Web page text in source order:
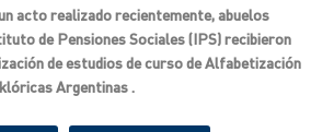
acto realizado recientemente, abuelos
de Pensiones Sociales (IPS) recibieron
de estudios de curso de Alfabetización
Argentinas .